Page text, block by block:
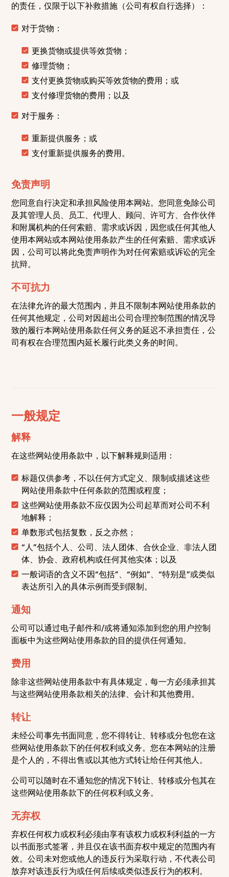
的责任，仅限于以下补救措施（公司有权自行选择）：
对于货物：
更换货物或提供等效货物；
修理货物；
支付更换货物或购买等效货物的费用；或
支付修理货物的费用；以及
对于服务：
重新提供服务；或
支付重新提供服务的费用。
免责声明
您同意自行决定和承担风险使用本网站。您同意免除公司
及其管理人员、员工、代理人、顾问、许可方、合作伙伴
和附属机构的任何索赔、需求或诉因，因您或任何其他人
使用本网站或本网站使用条款产生的任何索赔、需求或诉
因，公司可以将此免责声明作为对任何索赔或诉讼的完全
抗辩。
不可抗力
在法律允许的最大范围内，并且不限制本网站使用条款的
任何其他规定，公司对因超出公司合理控制范围的情况导
致的履行本网站使用条款任何义务的延迟不承担责任，公
司有权在合理范围内延长履行此类义务的时间。
一般规定
解释
在这些网站使用条款中，以下解释规则适用：
标题仅供参考，不以任何方式定义、限制或描述这些
网站使用条款中任何条款的范围或程度；
这些网站使用条款不应仅因为公司起草而对公司不利
地解释；
单数形式包括复数，反之亦然；
“人”包括个人、公司、法人团体、合伙企业、非法人团
体、协会、政府机构或任何其他实体；以及
一般词语的含义不因“包括”、“例如”、“特别是”或类似
表达所引入的具体示例而受到限制。
通知
公司可以通过电子邮件和/或将通知添加到您的用户控制
面板中为这些网站使用条款的目的提供任何通知。
费用
除非这些网站使用条款中有具体规定，每一方必须承担其
与这些网站使用条款相关的法律、会计和其他费用。
转让
未经公司事先书面同意，您不得转让、转移或分包您在这
些网站使用条款下的任何权利或义务。您在本网站的注册
是个人的，不得出售或以其他方式转让给任何其他人。
公司可以随时在不通知您的情况下转让、转移或分包其在
这些网站使用条款下的任何权利或义务。
无弃权
弃权任何权力或权利必须由享有该权力或权利利益的一方
以书面形式签署，并且仅在该书面弃权中规定的范围内有
效。公司未对您或他人的违反行为采取行动，不代表公司
放弃对该违反行为或任何后续或类似违反行为的权利。